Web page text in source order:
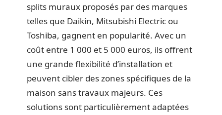
splits muraux proposés par des marques
telles que Daikin, Mitsubishi Electric ou
Toshiba, gagnent en popularité. Avec un
coût entre 1 000 et 5 000 euros, ils offrent
une grande flexibilité d’installation et
peuvent cibler des zones spécifiques de la
maison sans travaux majeurs. Ces
solutions sont particulièrement adaptées